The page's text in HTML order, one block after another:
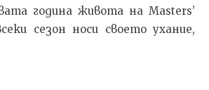
година живота на Masters’
сезон носи своето ухание,